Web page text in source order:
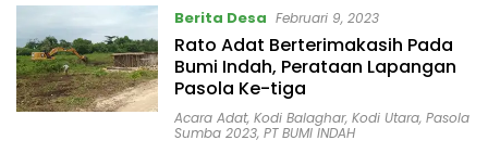
Berita Desa Februari 9, 2023
Rato Adat Berterimakasih Pada
Bumi Indah, Perataan Lapangan
Pasola Ke-tiga
Acara Adat, Kodi Balaghar, Kodi Utara, Pasola
Sumba 2023, PT BUMI INDAH